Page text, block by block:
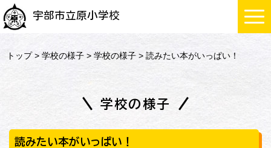
宇部市立原小学校
トップ>学校の様子 >学校の様子 > 読みたい本がいっぱい！
学校の様子
読みたい本がいっぱい！